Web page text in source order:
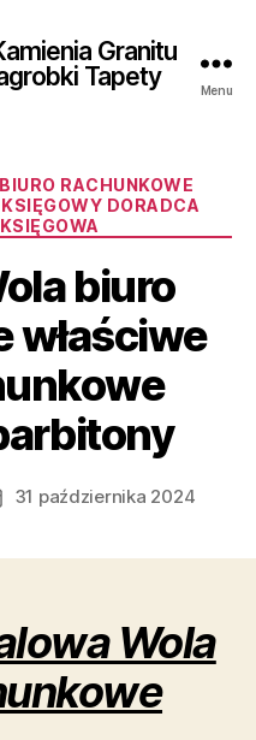
Granitu
Tapety
Menu
RACHUNKOWE
DORADCA
biuro
właściwe
31 października 2024
Wola